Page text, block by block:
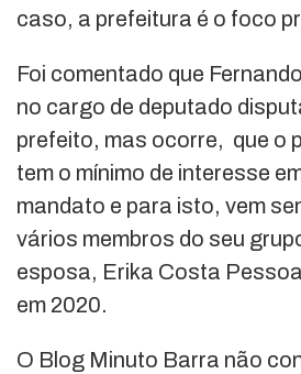
caso, a prefeitura é o foco
Foi comentado que
no cargo de deputado
prefeito, mas ocorre, que o
tem o mínimo de interesse
mandato e para isto, vem
vários membros do seu
esposa, Erika Costa
em 2020.
O Blog Minuto Barra não